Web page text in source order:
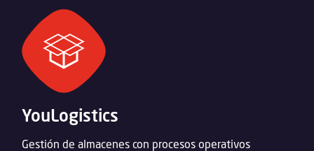
YouLogistics
Gestión dealmacenes con procesos operativos